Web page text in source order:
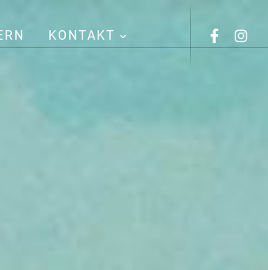
KONTAKT